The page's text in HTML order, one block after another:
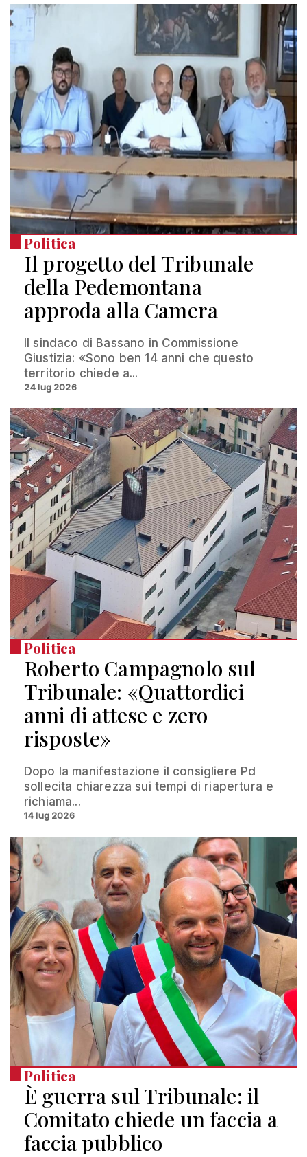
Politica
Il progetto del Tribunale
della Pedemontana
approda alla Camera
Il sindaco di Bassano in Commissione
Giustizia: «Sono ben 14 anni che questo
territorio chiede a...
24 lug 2026
Politica
Roberto Campagnolo sul
Tribunale: «Quattordici
anni di attese e zero
risposte»
Dopo la manifestazione il consigliere Pd
sollecita chiarezza sui tempi di riapertura e
richiama...
14 lug 2026
Politica
È guerra sul Tribunale: il
Comitato chiede un faccia a
faccia pubblico